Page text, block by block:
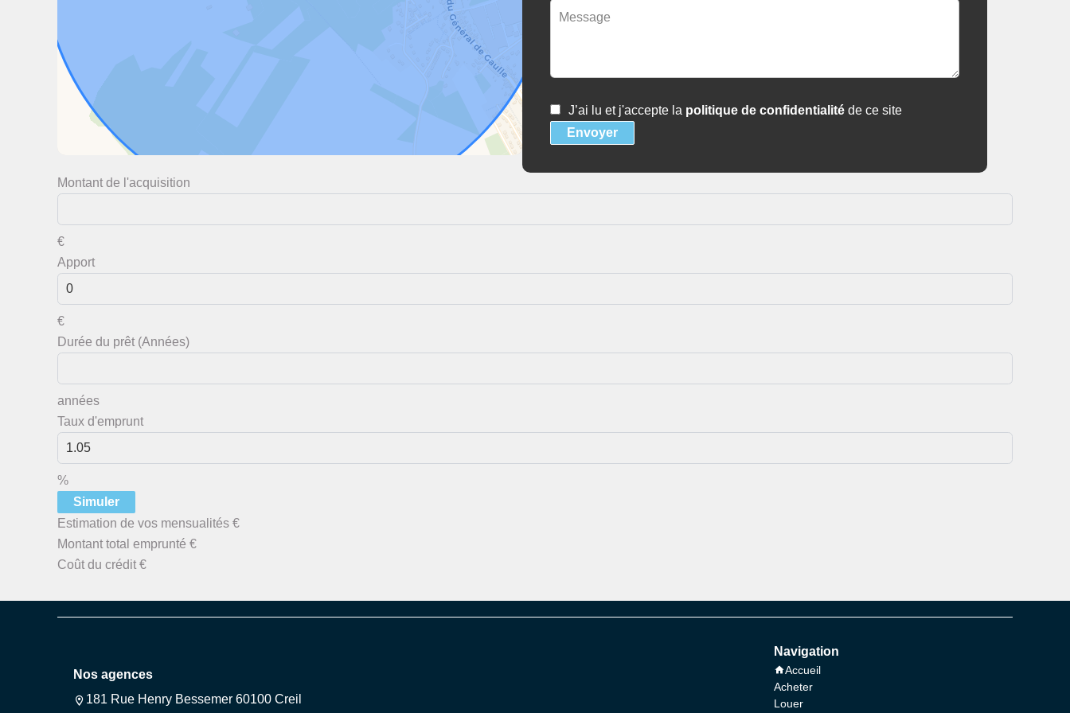
J’ai lu et j'accepte la politique de confidentialité de ce site
Envoyer
Montant de l'acquisition
€
Apport
€
Durée du prêt (Années)
années
Taux d'emprunt
%
Simuler
Estimation de vos mensualités €
Montant total emprunté €
Coût du crédit €
Nos agences
181 Rue Henry Bessemer 60100 Creil
Navigation
Accueil
Acheter
Louer